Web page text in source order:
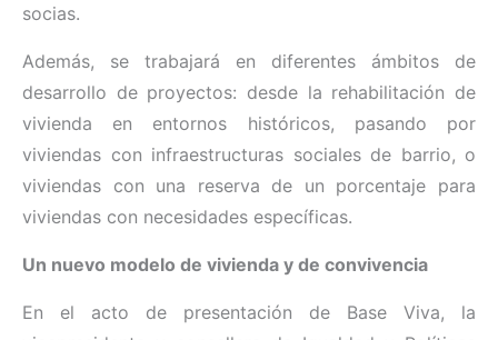
socias.
Además, se trabajará en diferentes ámbitos de
desarrollo de proyectos: desde la rehabilitación de
vivienda en entornos históricos, pasando por
viviendas con infraestructuras sociales de barrio, o
viviendas con una reserva de un porcentaje para
viviendas con necesidades específicas.
Un nuevo modelo de vivienda y de convivencia
En el acto de presentación de Base Viva, la